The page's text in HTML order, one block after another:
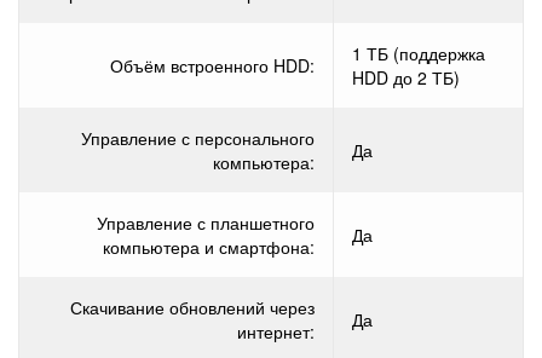
Объём встроенного HDD:
1 ТБ (поддержка
HDD до 2 ТБ)
Управление с персонального
компьютера:
Да
Управление с планшетного
компьютера и смартфона:
Да
Скачивание обновлений через
интернет:
Да